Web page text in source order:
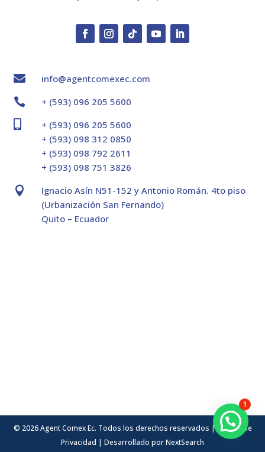

info@agentcomexec.com

+ (593) 096 205 5600

+ (593) 096 205 5600
+ (593) 098 312 0850
+ (593) 098 792 2611
+ (593) 098 751 3826

Ignacio Asín N51-152 y Antonio Román. 4to piso
(Urbanización San Fernando)
Quito – Ecuador
© 2026 Agent Comex Ec. Todos los derechos reservados | Política de
Privacidad | Desarrollado porNextSearch
1